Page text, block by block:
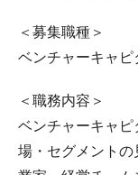
＜募集職種＞
ベンチャーキャピ
＜職務内容＞
ベンチャーキャ
場・セグメント